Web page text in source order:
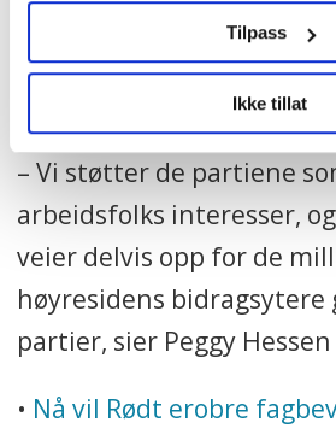
Tilpass
Ikke tillat
LOs partistøtte har lange
vedtas i en demokratisk
organer, forklarer hun.
– Vi støtter de partiene
arbeidsfolks interesser,
veier delvis opp for de
høyresidens bidragsytere
partier, sier Peggy
• Nå vil Rødt erobre